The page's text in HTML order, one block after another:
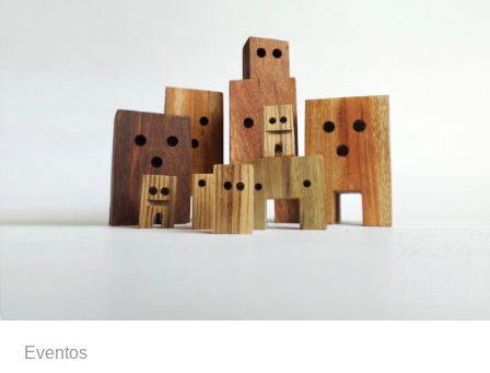
Eventos